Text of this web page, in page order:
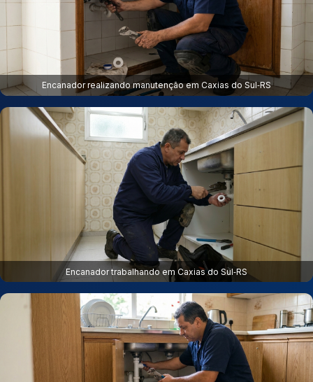
Encanador realizando manutenção em Caxias do Sul‑RS
Encanador trabalhando em Caxias do Sul‑RS